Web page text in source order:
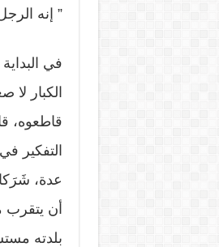
” إنه
في
الكبار
قاطعوه،
التفكير
عدة،
أن
بلدته